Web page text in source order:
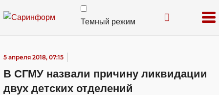
Темный режим
5 апреля 2018, 07:15
В СГМУ назвали причину ликвидации
двух детских отделений